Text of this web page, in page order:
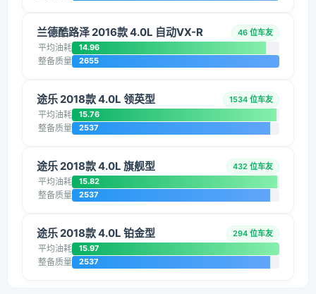
兰德酷路泽 2016款 4.0L 自动VX-R 46 位车友
平均油耗 14.96
整备质量 2655
途乐 2018款 4.0L 领英型 1534 位车友
平均油耗 15.76
整备质量 2537
途乐 2018款 4.0L 旗舰型 432 位车友
平均油耗 15.82
整备质量 2537
途乐 2018款 4.0L 铂金型 294 位车友
平均油耗 15.97
整备质量 2537